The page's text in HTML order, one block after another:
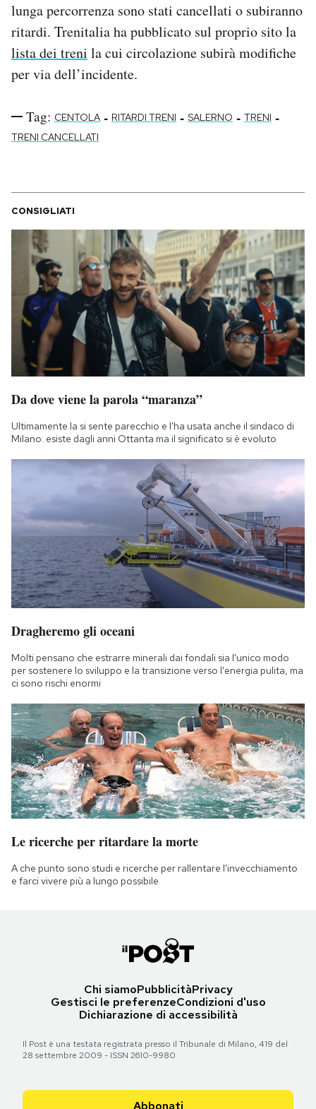
lunga percorrenza sono stati cancellati o subiranno
ritardi. Trenitalia ha pubblicato sul proprio sito la
lista dei treni la cui circolazione subirà modifiche
per via dell’incidente.
Tag: CENTOLA - RITARDI TRENI - SALERNO - TRENI -
TRENI CANCELLATI
CONSIGLIATI
Da dove viene la parola “maranza”
Ultimamente la si sente parecchio e l'ha usata anche il sindaco di
Milano: esiste dagli anni Ottanta ma il significato si è evoluto
Dragheremo gli oceani
Molti pensano che estrarre minerali dai fondali sia l'unico modo
per sostenere lo sviluppo e la transizione verso l'energia pulita, ma
ci sono rischi enormi
Le ricerche per ritardare la morte
A che punto sono studi e ricerche per rallentare l'invecchiamento
e farci vivere più a lungo possibile
Chi siamoPubblicitàPrivacy
Gestisci le preferenzeCondizioni d'uso
Dichiarazione di accessibilità
Il Post è una testata registrata presso il Tribunale di Milano, 419 del
28 settembre 2009 - ISSN 2610-9980
Abbonati